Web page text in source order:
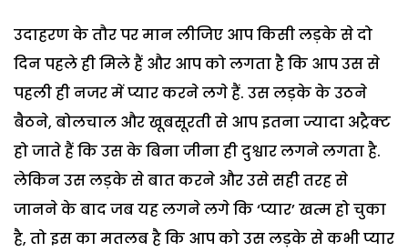
उदाहरण के तौर पर मान लीजिए आप किसी लड़के से दो
दिन पहले ही मिले हैं और आप को लगता है कि आप उस से
पहली ही नजर में प्यार करने लगे हैं. उस लड़के के उठने
बैठने, बोलचाल और खूबसूरती से आप इतना ज्यादा अट्रैक्ट
हो जाते हैं कि उस के बिना जीना ही दुश्वार लगने लगता है.
लेकिन उस लड़के से बात करने और उसे सही तरह से
जानने के बाद जब यह लगने लगे कि ‘प्यार’ खत्म हो चुका
है, तो इस का मतलब है कि आप को उस लड़के से कभी प्यार